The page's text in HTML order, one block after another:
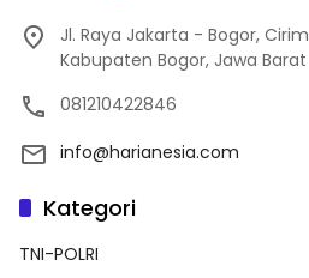
Jl. Raya Jakarta - Bogor,
Kabupaten Bogor, Jawa Barat
081210422846
info@harianesia.com
Kategori
TNI-POLRI